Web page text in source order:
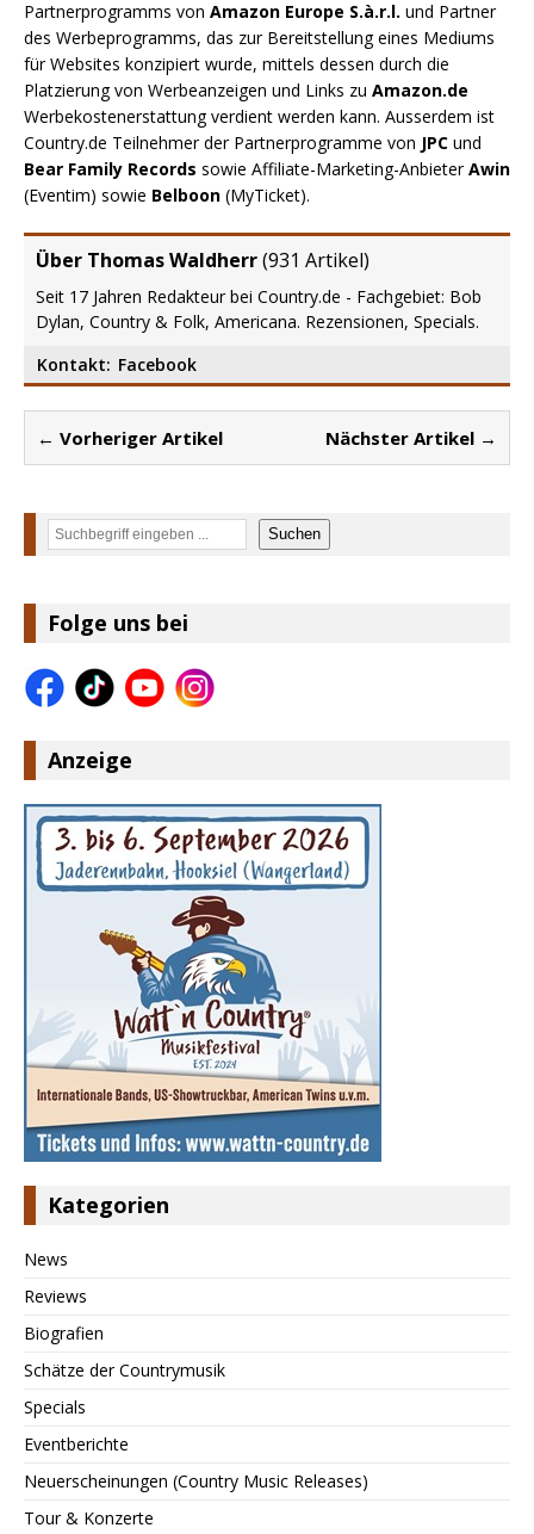
Partnerprogramms von Amazon Europe S.à.r.l. und Partner
des Werbeprogramms, das zur Bereitstellung eines Mediums
für Websites konzipiert wurde, mittels dessen durch die
Platzierung von Werbeanzeigen und Links zu Amazon.de
Werbekostenerstattung verdient werden kann. Ausserdem ist
Country.de Teilnehmer der Partnerprogramme von JPC und
Bear Family Records sowie Affiliate-Marketing-AnbieterAwin
(Eventim) sowie Belboon (MyTicket).
Über Thomas Waldherr(931 Artikel)
Seit 17 Jahren Redakteur bei Country.de - Fachgebiet: Bob
Dylan, Country & Folk, Americana. Rezensionen, Specials.
Kontakt: Facebook
← Vorheriger Artikel Nächster Artikel →
Suchen Suchen
Folge uns bei
Anzeige
Kategorien
News
Reviews
Biografien
Schätze der Countrymusik
Specials
Eventberichte
Neuerscheinungen (Country Music Releases)
Tour & Konzerte